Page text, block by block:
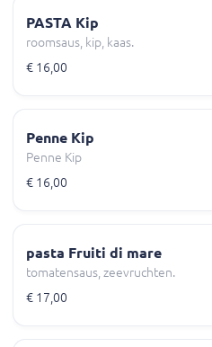
PASTA Kip
roomsaus, kip, kaas.
€ 16,00
Penne Kip
Penne Kip
€ 16,00
pasta Fruiti di mare
tomatensaus, zeevruchten.
€ 17,00